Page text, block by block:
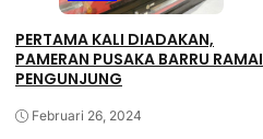
PERTAMA KALI DIADAKAN,
PAMERAN PUSAKA BARRU RAMAI
PENGUNJUNG
Februari 26, 2024